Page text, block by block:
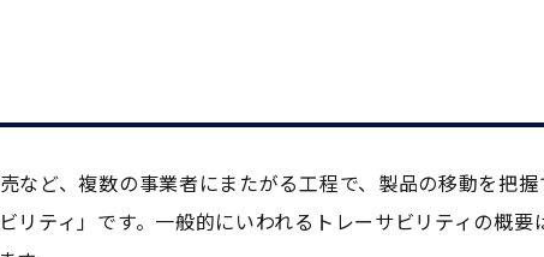
など、複数の事業者にまたがる工程で、製品の移動を把握
リティ」です。一般的にいわれるトレーサビリティの概要